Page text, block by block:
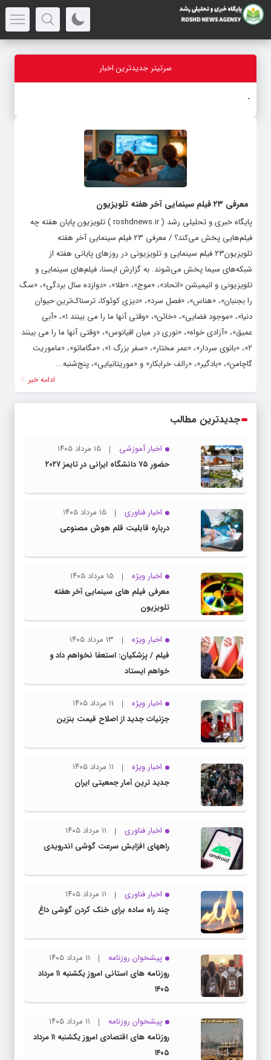
سرتیتر جدیدترین اخبار
دربار
معرفی ۲۳ فیلم سینمایی آخر هفته تلویزیون
پایگاه خبری و تحلیلی رشد ( roshdnews.ir ) تلویزیون پایان هفته چه
فیلم‌هایی پخش می‌کند؟ / معرفی ۲۳ فیلم سینمایی آخر هفته
تلویزیون۲۳ فیلم سینمایی و تلویزیونی در روزهای پایانی هفته از
شبکه‌های سیما پخش می‌شوند. به گزارش ایسنا، فیلم‌های سینمایی و
تلویزیونی و انیمیشن «اتحاد»، «موج»، «طلا»، «دوازده سال بردگی»، «سگ
را بجنبان»، «هناس»، «فصل سرد»، «دیزی کوئوکا، ترسناک‌ترین حیوان
دنیا»، «موجود فضایی»، «خائن»، «وقتی آنها ما را می بینند ۱»، «آبی
عمیق»، «آزادی خواه»، «نوری در میان اقیانوس»، «وقتی آنها ما را می بینند
۲»، «بانوی سردار»، «عمر مختار»، «سفر بزرگ ۱»، «مگاماتو»، «ماموریت
گاچامن»، «بادگیر»، «رالف خرابکار» و «موریتانیایی»، پنج‌شنبه...
ادامه خبر
جدیدترین مطالب
اخبار آموزشی
۱۵ مرداد ۱۴۰۵
حضور ۷۵ دانشگاه ایرانی در تایمز ۲۰۲۷
اخبار فناوری
۱۵ مرداد ۱۴۰۵
درباره قابلیت قلم هوش مصنوعی
اخبار ویژه
۱۵ مرداد ۱۴۰۵
معرفی فیلم های سینمایی آخر هفته
تلویزیون
اخبار ویژه
۱۳ مرداد ۱۴۰۵
فیلم / پزشکیان: استعفا نخواهم داد و
خواهم ایستاد
اخبار ویژه
۱۱ مرداد ۱۴۰۵
جزئیات جدید از اصلاح قیمت بنزین
اخبار ویژه
۱۱ مرداد ۱۴۰۵
جدید ترین آمار جمعیتی ایران
اخبار فناوری
۱۱ مرداد ۱۴۰۵
راههای افزایش سرعت گوشی اندرویدی
اخبار فناوری
۱۱ مرداد ۱۴۰۵
چند راه‌ ساده برای خنک کردن گوشی داغ
پیشخوان روزنامه
۱۱ مرداد ۱۴۰۵
روزنامه های استانی امروز یکشنبه ۱۱ مرداد
۱۴۰۵
پیشخوان روزنامه
۱۱ مرداد ۱۴۰۵
روزنامه های اقتصادی امروز یکشنبه ۱۱ مرداد
۱۴۰۵